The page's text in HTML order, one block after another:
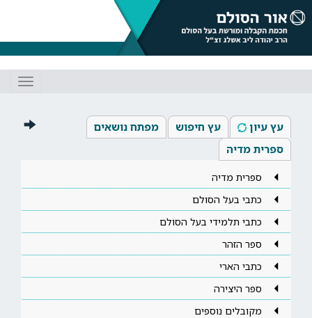
עץ עיון עץ חיפוש
מפתח נושאים
ספרית מדיה
ספרית מדיה
כתבי בעל הסולם
כתבי תלמידי בעל הסולם
ספר הזהר
כתבי הארי
ספר היצירה
מקובלים נוספים